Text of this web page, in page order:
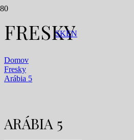
SKEN
FRESKY
Domov
Fresky
Arábia 5
ARÁBIA 5